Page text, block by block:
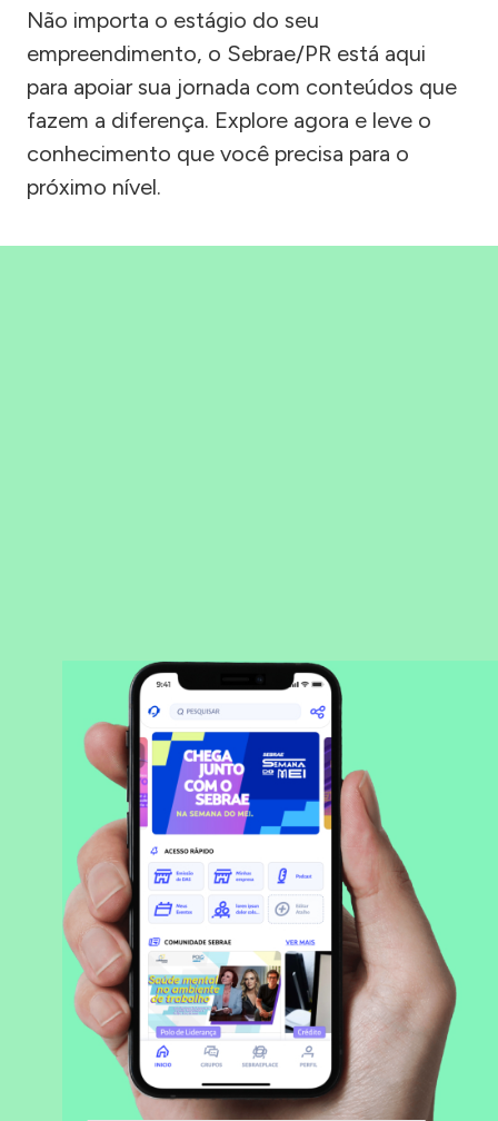
Não importa o estágio do seu
empreendimento, o Sebrae/PR está aqui
para apoiar sua jornada com conteúdos que
fazem a diferença. Explore agora e leve o
conhecimento que você precisa para o
próximo nível.